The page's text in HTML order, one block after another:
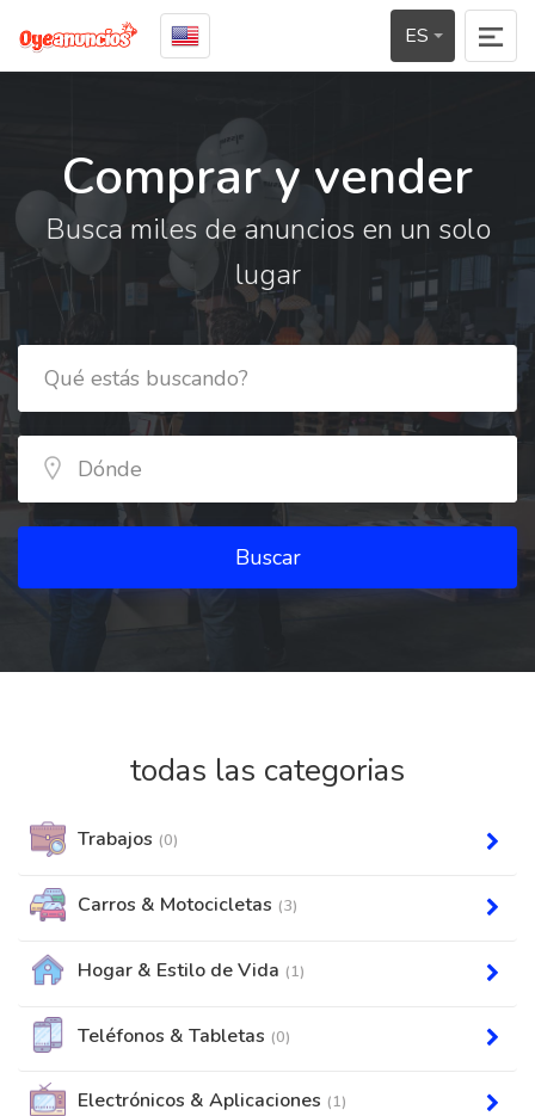
ES
Comprar y vender
Busca miles de anuncios en un solo
lugar
Buscar
todas las categorias
Trabajos (0)
Carros & Motocicletas (3)
Hogar & Estilo de Vida (1)
Teléfonos & Tabletas (0)
Electrónicos & Aplicaciones (1)